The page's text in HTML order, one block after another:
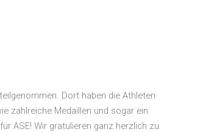
Dort haben die Athleten
zahlreiche Medaillen und sogar ein
ASE! Wir gratulieren ganz herzlich zu